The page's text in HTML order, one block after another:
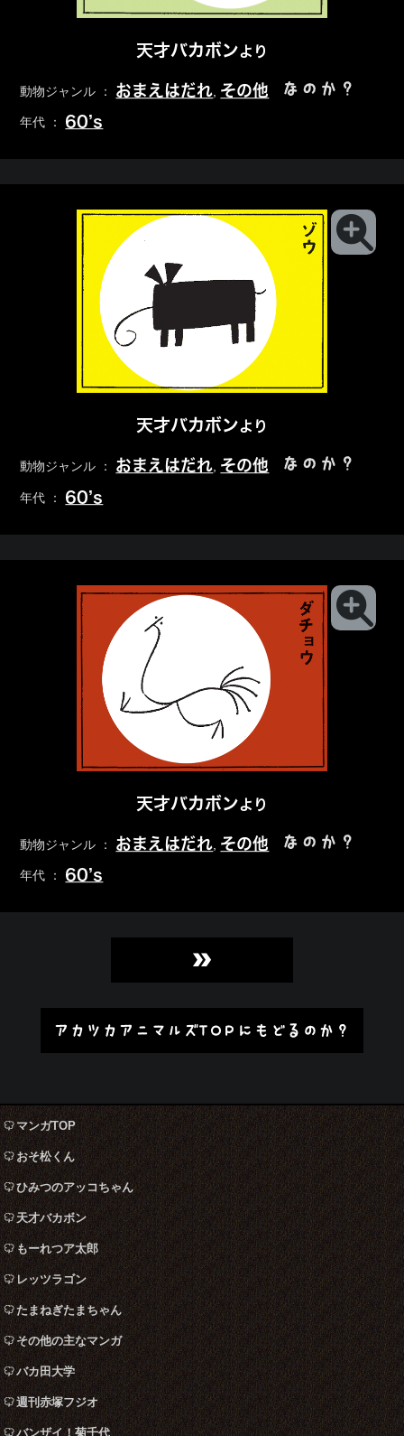
天才バカボンより
動物ジャンル ： おまえはだれ その他 なのか？
年代 ： 60’s
天才バカボンより
動物ジャンル ： おまえはだれ, その他 なのか？
年代 ： 60’s
天才バカボンより
動物ジャンル ： おまえはだれ その他 なのか？
年代 ： 60’s
»
アカツカアニマルズTOPにもどるのか？
マンガTOP
おそ松くん
ひみつのアッコちゃん
天才バカボン
もーれつア太郎
レッツラゴン
たまねぎたまちゃん
その他の主なマンガ
バカ田大学
週刊赤塚フジオ
バンザイ！菊千代